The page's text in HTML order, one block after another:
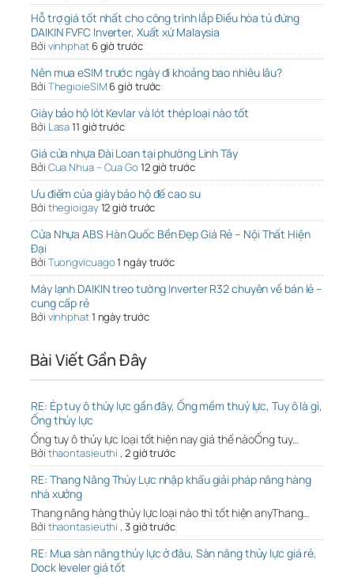
Hỗ trợ giá tốt nhất cho công trình lắp Điều hòa tủ đứng
DAIKIN FVFC Inverter, Xuất xứ Malaysia
Bởi vinhphat 6 giờ trước
Nên mua eSIM trước ngày đi khoảng bao nhiêu lâu?
Bởi ThegioieSIM 6 giờ trước
Giày bảo hộ lót Kevlar và lót thép loại nào tốt
Bởi Lasa11 giờ trước
Giá cửa nhựa Đài Loan tại phường Linh Tây
Bởi Cua Nhua – Cua Go 12 giờ trước
Ưu điểm của giày bảo hộ đế cao su
Bởi thegioigay12 giờ trước
Cửa Nhựa ABS Hàn Quốc Bền Đẹp Giá Rẻ – Nội Thất Hiện
Đại
Bởi Tuongvicuago1 ngày trước
Máy lạnh DAIKIN treo tường Inverter R32 chuyên về bán lẻ –
cung cấp rẻ
Bởi vinhphat1 ngày trước
Bài Viết Gần Đây
RE: Ép tuy ô thủy lực gần đây, Ống mềm thuỷ lực, Tuy ô là gì,
Ống thủy lực
Ống tuy ô thủy lực loại tốt hiện nay giá thế nàoỐng tuy…
Bởi thaontasieuthi , 2 giờ trước
RE: Thang Nâng Thủy Lực nhập khẩu giải pháp nâng hàng
nhà xưởng
Thang nâng hàng thủy lực loại nào thì tốt hiện anyThang…
Bởi thaontasieuthi , 3 giờ trước
RE: Mua sàn nâng thủy lực ở đâu, Sàn nâng thủy lực giá rẻ,
Dock leveler giá tốt